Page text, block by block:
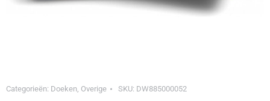
Categorieën: Doeken, Overige SKU: DW885000052